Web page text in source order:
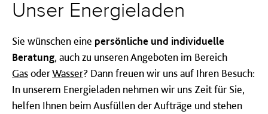
Unser Energieladen
Sie wünschen eine persönliche und individuelle
Beratung, auch zu unseren Angeboten im Bereich
GasoderWasser? Dann freuen wir uns auf Ihren Besuch:
In unserem Energieladen nehmen wir uns Zeit für Sie,
helfen Ihnen beim Ausfüllen der Aufträge und stehen